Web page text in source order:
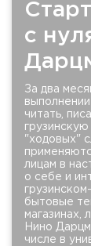
с
За два
читать,
"ходовых"
лицам в
о себе и
бытовые
магазинах,
Нино
числе в